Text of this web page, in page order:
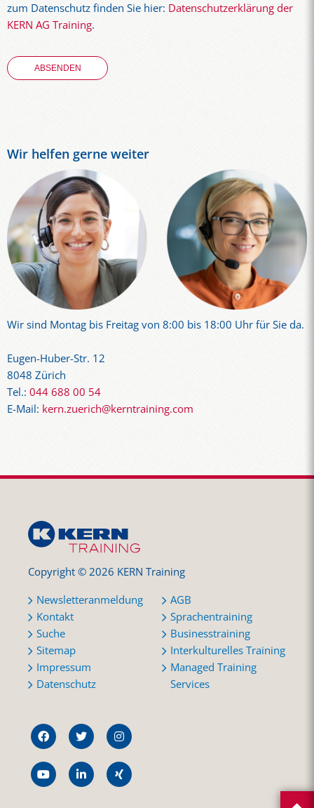
zum Datenschutz finden Sie hier: Datenschutzerklärung der
KERN AG Training.
Wir helfen gerne weiter
Wir sind Montag bis Freitag von 8:00 bis 18:00 Uhr für Sie da.
Eugen-Huber-Str. 12
8048 Zürich
Tel.: 044 688 00 54
E-Mail: kern.zuerich@kerntraining.com
Copyright © 2026 KERN Training
Newsletteranmeldung
Kontakt
Suche
Sitemap
Impressum
Datenschutz
AGB
Sprachentraining
Businesstraining
Interkulturelles Training
Managed Training
Services